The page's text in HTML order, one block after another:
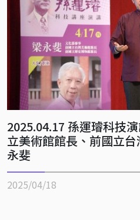
2025.04.17 孫運璿科技
立美術館館長、前國立
永斐
2025/04/18